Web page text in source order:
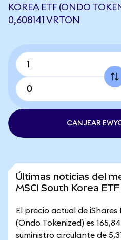
KOREA ETF (ONDO
0,608141 VRTON
CANJEAR
Últimas noticias del
MSCI South Korea
El precio actual de iShares
(Ondo Tokenized) es
suministro circulante de